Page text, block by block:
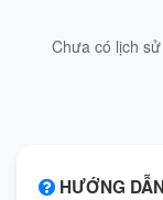
Chưa có lịch
HƯỚNG